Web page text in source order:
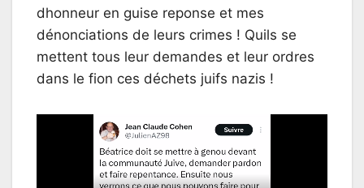
dhonneur en guise reponse et mes
dénonciations de leurs crimes ! Quils se
mettent tous leur demandes et leur ordres
dans le fion ces déchets juifs nazis !